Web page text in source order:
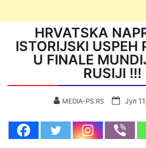
HRVATSKA
ISTORIJSKI USPEH
U FINALE
RUSIJI !!!
MEDIA-PS.RS Јул